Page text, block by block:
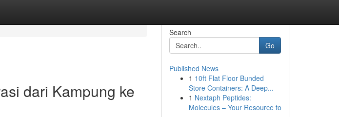
dari Kampung ke
Search
Go
Published News
1 10ft Flat Floor Bunded
Store Containers: A Deep...
1 Nextaph Peptides:
Molecules – Your Resource to